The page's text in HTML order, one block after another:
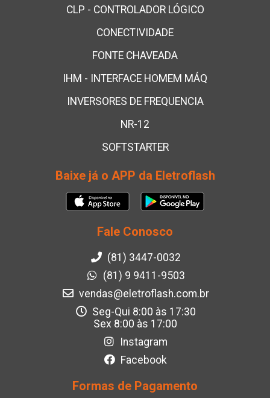
CLP - CONTROLADOR LÓGICO
CONECTIVIDADE
FONTE CHAVEADA
IHM - INTERFACE HOMEM MÁQ
INVERSORES DE FREQUENCIA
NR-12
SOFTSTARTER
Baixe já o APP da Eletroflash
Fale Conosco
(81) 3447-0032
(81) 9 9411-9503
vendas@eletroflash.com.br
Seg-Qui 8:00 às 17:30
Sex 8:00 às 17:00
Instagram
Facebook
Formas de Pagamento